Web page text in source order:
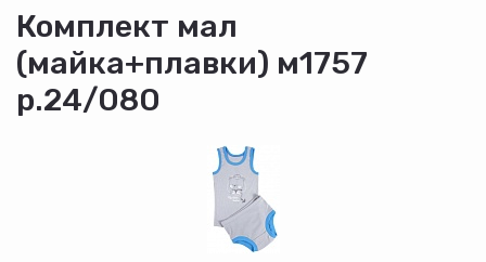
Комплект мал
(майка+плавки) м1757
р.24/080